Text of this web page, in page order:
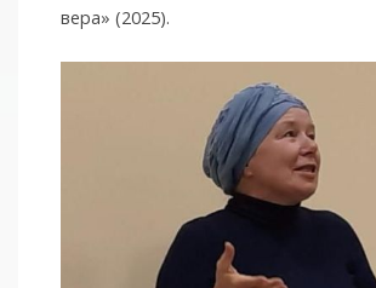
вера» (2025).